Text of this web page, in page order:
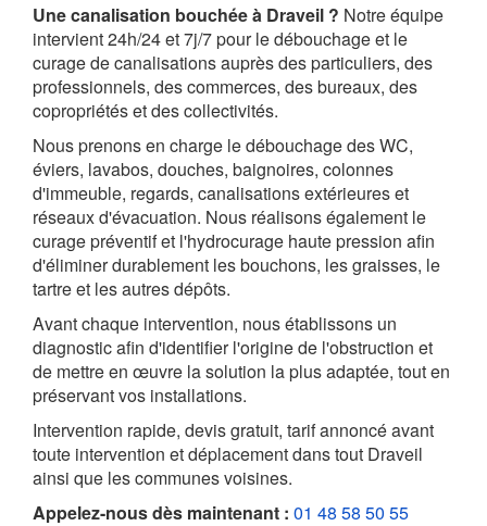
Une canalisation bouchée à Draveil ? Notre équipe
intervient 24h/24 et 7j/7 pour le débouchage et le
curage de canalisations auprès des particuliers, des
professionnels, des commerces, des bureaux, des
copropriétés et des collectivités.
Nous prenons en charge le débouchage des WC,
éviers, lavabos, douches, baignoires, colonnes
d'immeuble, regards, canalisations extérieures et
réseaux d'évacuation. Nous réalisons également le
curage préventif et l'hydrocurage haute pression afin
d'éliminer durablement les bouchons, les graisses, le
tartre et les autres dépôts.
Avant chaque intervention, nous établissons un
diagnostic afin d'identifier l'origine de l'obstruction et
de mettre en œuvre la solution la plus adaptée, tout en
préservant vos installations.
Intervention rapide, devis gratuit, tarif annoncé avant
toute intervention et déplacement dans tout Draveil
ainsi que les communes voisines.
Appelez-nous dès maintenant : 01 48 58 50 55